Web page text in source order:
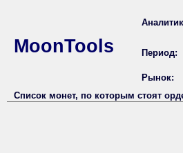
MoonTools Период:
Рынок:
Список монет, по которым стоят